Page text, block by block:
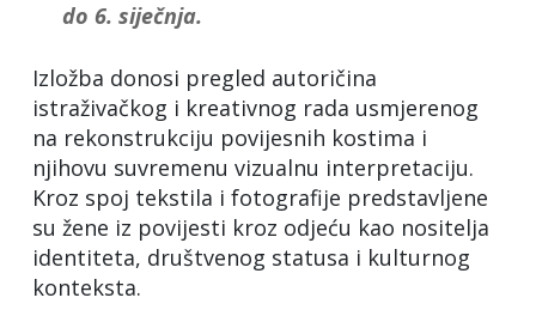
do 6. siječnja.
Izložba donosi pregled autoričina
istraživačkog i kreativnog rada usmjerenog
na rekonstrukciju povijesnih kostima i
njihovu suvremenu vizualnu interpretaciju.
Kroz spoj tekstila i fotografije predstavljene
su žene iz povijesti kroz odjeću kao nositelja
identiteta, društvenog statusa i kulturnog
konteksta.